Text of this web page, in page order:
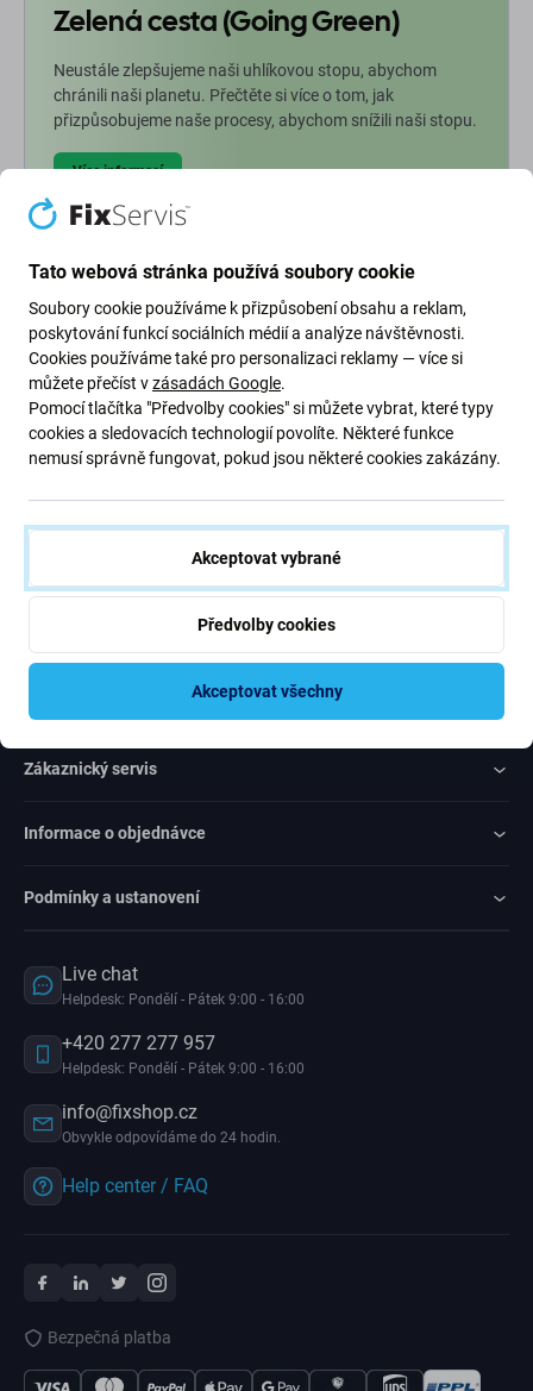
Zelená cesta (Going Green)
Neustále zlepšujeme naši uhlíkovou stopu, abychom
chránili naši planetu. Přečtěte si více o tom, jak
přizpůsobujeme naše procesy, abychom snížili naši stopu.
Více informací
Newsletter Fix
Přihlaste se na pravidelný odběr informací ohledně slev a novinek
z naší nabídky. Zároveň odesláním tohoto formuláře potvrzuji, že
mám více než 16 let
Odebírat
Zákaznický servis
Informace o objednávce
Podmínky a ustanovení
Live chat
Helpdesk: Pondělí - Pátek 9:00 - 16:00
+420 277 277 957
Helpdesk: Pondělí - Pátek 9:00 - 16:00
info@fixshop.cz
Obvykle odpovídáme do 24 hodin.
Help center / FAQ
Bezpečná platba
Tato webová stránka používá soubory cookie
Soubory cookie používáme k přizpůsobení obsahu a reklam,
poskytování funkcí sociálních médií a analýze návštěvnosti.
Cookies používáme také pro personalizaci reklamy — více si
můžete přečíst vzásadách Google.
Pomocí tlačítka "Předvolby cookies" si můžete vybrat, které typy
cookies a sledovacích technologií povolíte. Některé funkce
nemusí správně fungovat, pokud jsou některé cookies zakázány.
Akceptovat vybrané
Předvolby cookies
Akceptovat všechny